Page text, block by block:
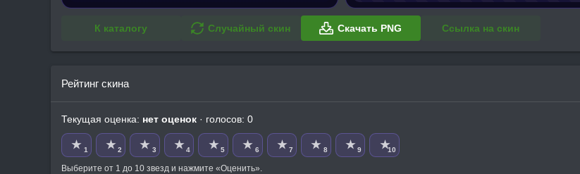
К каталогу Случайный скин Скачать PNG Ссылка на скин
Рейтинг скина
Текущая оценка: нет оценок · голосов: 0
★ 1 ★ 2 ★ 3 ★ 4 ★ 5 ★ 6 ★ 7 ★ 8 ★ 9 ★10
Выберите от 1 до 10 звезд и нажмите «Оценить».